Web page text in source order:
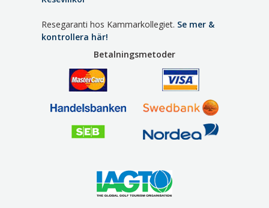
Resegaranti hos Kammarkollegiet. Se mer &
kontrollera här!
Betalningsmetoder